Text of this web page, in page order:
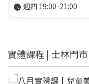
週四 19:00-21:00
實體課程 | 士林門市